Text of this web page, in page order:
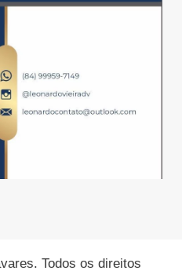
Todos os direitos